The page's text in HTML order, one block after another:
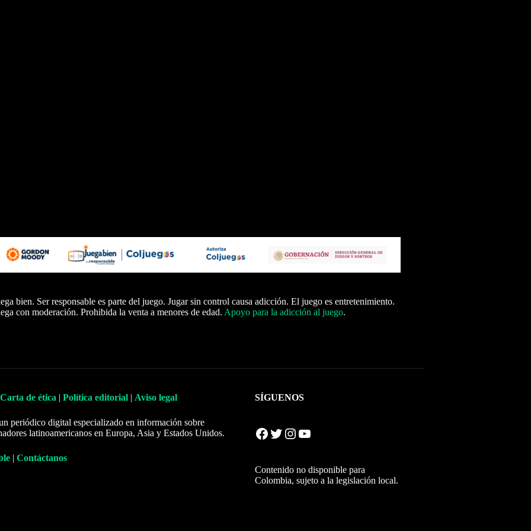
bien. Ser responsable es parte del juego. Jugar sin control causa adicción. El juego es entretenimiento.
con moderación. Prohibida la venta a menores de edad. Apoyo para la adicción al juego.
Carta de ética | Política editorial | Aviso legal
periódico digital especializado en información sobre
latinoamericanos en Europa, Asia y Estados Unidos.
| Contáctanos
SÍGUENOS
Facebook Twitter Instagram YouTube
Contenido no disponible para
Colombia, sujeto a la legislación local.